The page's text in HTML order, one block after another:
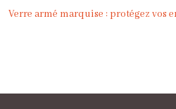
Verre armé marquise : protégez vos